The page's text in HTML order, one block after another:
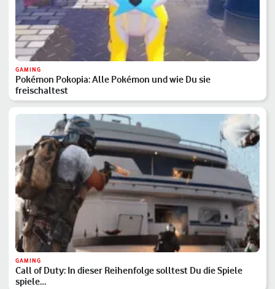
GAMING
Pokémon Pokopia: Alle Pokémon und wie Du sie
freischaltest
GAMING
Call of Duty: In dieser Reihenfolge solltest Du die Spiele
spiele…